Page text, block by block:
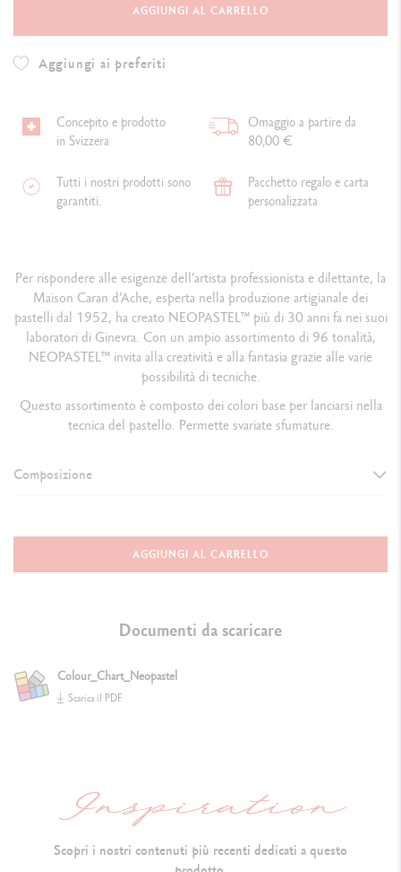
AGGIUNGI AL CARRELLO
Aggiungi ai preferiti
Concepito e prodotto
in Svizzera
Omaggio a partire da
80,00 €
Tutti i nostri prodotti sono
garantiti.
Pacchetto regalo e carta
personalizzata
Per rispondere alle esigenze dell’artista professionista e dilettante, la
Maison Caran d’Ache, esperta nella produzione artigianale dei
pastelli dal 1952, ha creato NEOPASTEL™ più di 30 anni fa nei suoi
laboratori di Ginevra. Con un ampio assortimento di 96 tonalità,
NEOPASTEL™ invita alla creatività e alla fantasia grazie alle varie
possibilità di tecniche.
Questo assortimento è composto dei colori base per lanciarsi nella
tecnica del pastello. Permette svariate sfumature.
Composizione
Pigmenti extra fine e olio inerte
TECNICHE DI UTILIZZO
pplicazione in orizzontale per grandi s
con la punta per i dettagli
AGGIUNGI AL CARRELLO
Documenti da scaricare
Colour_Chart_Neopastel
Scarica il PDF
Scopri i nostri contenuti più recenti dedicati a questo